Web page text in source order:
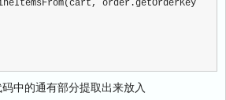
的通有部分提取出来放入